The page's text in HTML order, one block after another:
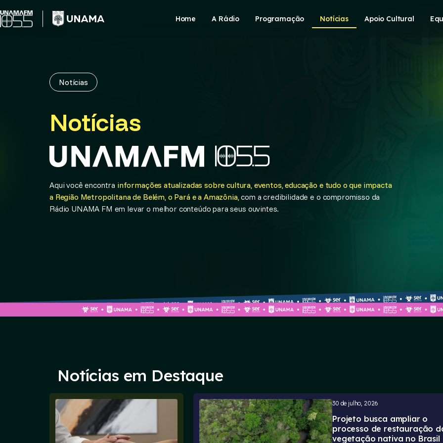
to
content
Home A Rádio Programação Notícias Apoio Cultural
Notícias
Notícias
Aqui você encontra informações atualizadas sobre cultura, eventos, educação e tudo o que impacta
a Região Metropolitana de Belém, o Pará e a Amazônia,com a credibilidade e o compromisso da
Rádio UNAMA FM em levar o melhor conteúdo para seus ouvintes.
Notícias em Destaque
30 de julho, 2026
Projeto busca ampliar o
processo de restauração
vegetação nativa no Brasil